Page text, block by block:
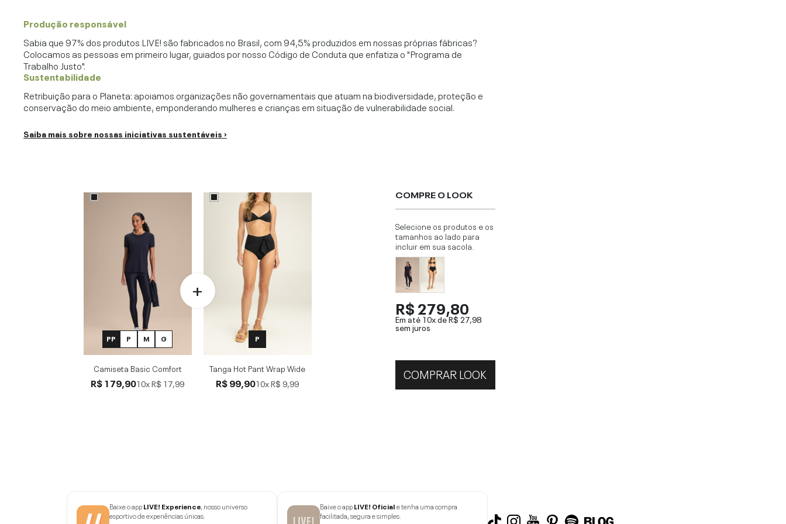
Produção responsável
Sabia que 97% dos produtos LIVE! são fabricados no Brasil, com 94,5% produzidos em nossas próprias fábricas?
Colocamos as pessoas em primeiro lugar, guiados por nosso Código de Conduta que enfatiza o "Programa de
Trabalho Justo".
Sustentabilidade
Retribuição para o Planeta: apoiamos organizações não governamentais que atuam na biodiversidade, proteção e
conservação do meio ambiente, emponderando mulheres e crianças em situação de vulnerabilidade social.
Saiba mais sobre nossas iniciativas sustentáveis ›
PP P M G
Camiseta Basic Comfort
R$ 179,9010xR$ 17,99
P
Tanga Hot Pant Wrap Wide
R$ 99,9010xR$ 9,99
COMPRE O LOOK
Selecione os produtos e os
tamanhos ao lado para
incluir em sua sacola.
R$ 279,80
Em até 10x deR$ 27,98
sem juros
COMPRAR LOOK
Baixe o appLIVE! Experience, nosso universo
esportivo de experiências únicas.
Baixe o appLIVE! Oficiale tenha uma compra
facilitada, segura e simples.